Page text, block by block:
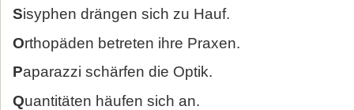
Sisyphen drängen sich zu Hauf.
Orthopäden betreten ihre Praxen.
Paparazzi schärfen die Optik.
Quantitäten häufen sich an.